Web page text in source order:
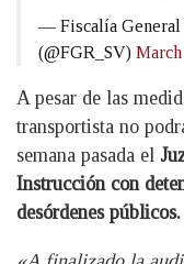
— Fiscalía General
(@FGR_SV) March
A pesar de las
transportista no
semana pasada el
Instrucción con
desórdenes públicos.